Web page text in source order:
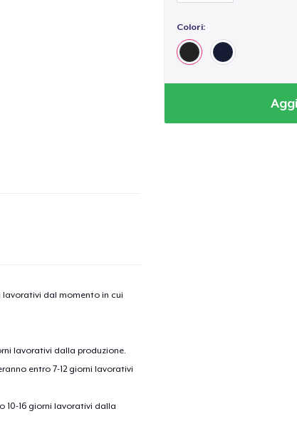
Colori:
lavorativi dal momento in cui
lavorativi dalla produzione.
entro 7-12 giorni lavorativi
10-16 giorni lavorativi dalla